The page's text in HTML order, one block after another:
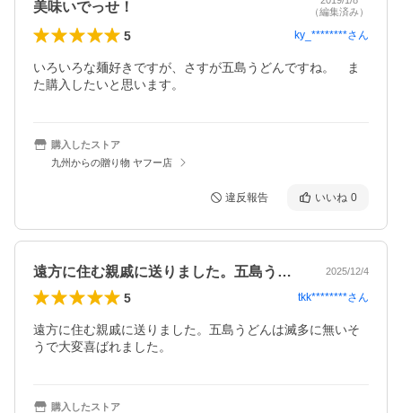
美味いでっせ！
（編集済み）
5 ky_********さん
いろいろな麺好きですが、さすが五島うどんですね。　ま
た購入したいと思います。
購入したストア
九州からの贈り物 ヤフー店
違反報告 いいね 0
遠方に住む親戚に送りました。五島うどん… 2025/12/4
5 tkk********さん
遠方に住む親戚に送りました。五島うどんは滅多に無いそ
うで大変喜ばれました。
購入したストア